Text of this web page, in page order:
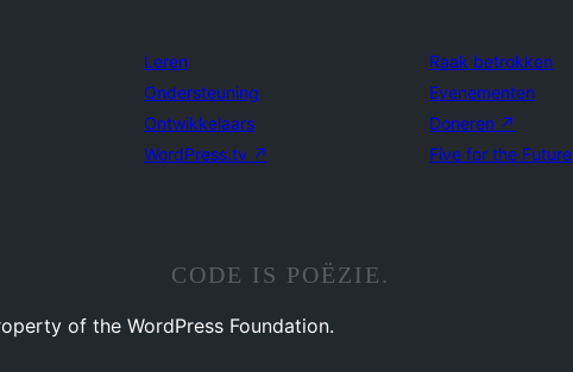
Leren
Ondersteuning
Ontwikkelaars
WordPress.tv ↗
Raak betrokken
Evenementen
Doneren ↗
Five for the Future
CODE IS POËZIE.
of the WordPress Foundation.